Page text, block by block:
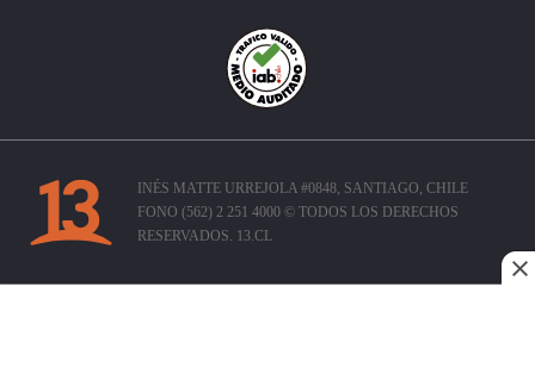
INÉS MATTE URREJOLA #0848, SANTIAGO, CHILE
FONO (562) 2 251 4000 © TODOS LOS DERECHOS
RESERVADOS. 13.CL